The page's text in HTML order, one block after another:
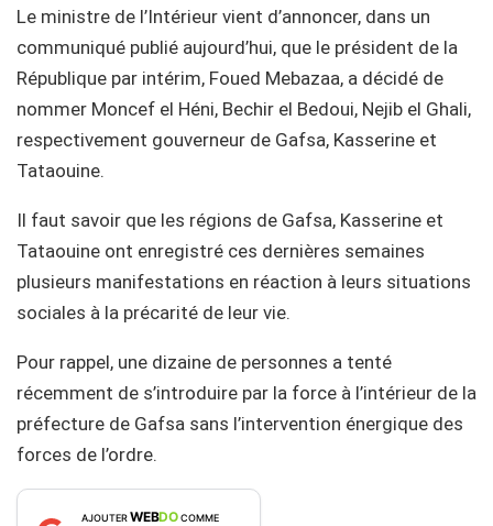
Le ministre de l’Intérieur vient d’annoncer, dans un
communiqué publié aujourd’hui, que le président de la
République par intérim, Foued Mebazaa, a décidé de
nommer Moncef el Héni, Bechir el Bedoui, Nejib el Ghali,
respectivement gouverneur de Gafsa, Kasserine et
Tataouine.
Il faut savoir que les régions de Gafsa, Kasserine et
Tataouine ont enregistré ces dernières semaines
plusieurs manifestations en réaction à leurs situations
sociales à la précarité de leur vie.
Pour rappel, une dizaine de personnes a tenté
récemment de s’introduire par la force à l’intérieur de la
préfecture de Gafsa sans l’intervention énergique des
forces de l’ordre.
AJOUTERWEBDOCOMME